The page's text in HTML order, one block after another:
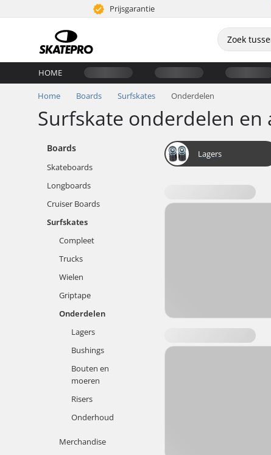
Prijsgarantie
HOME
Home Boards Surfskates Onderdelen
Surfskate onderdelen en
Boards
Skateboards
Longboards
Cruiser Boards
Surfskates
Compleet
Trucks
Wielen
Griptape
Onderdelen
Lagers
Bushings
Bouten en
moeren
Risers
Onderhoud
Merchandise
Lagers